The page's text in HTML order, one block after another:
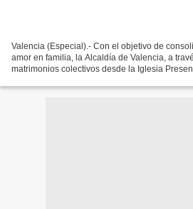
Valencia (Especial).- Con el objetivo de
amor en familia, la Alcaldía de Valencia, a
matrimonios colectivos desde la Iglesia